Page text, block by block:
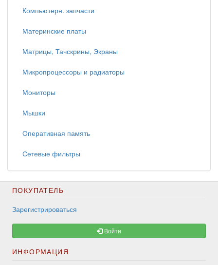
Компьютерн. запчасти
Материнские платы
Матрицы, Тачскрины, Экраны
Микропроцессоры и радиаторы
Мониторы
Мышки
Оперативная память
Сетевые фильтры
ПОКУПАТЕЛЬ
Зарегистрироваться
Войти
ИНФОРМАЦИЯ